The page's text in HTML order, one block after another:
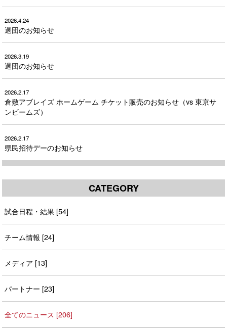
2026.4.24
退団のお知らせ
2026.3.19
退団のお知らせ
2026.2.17
倉敷アブレイズ ホームゲーム チケット販売のお知らせ（vs 東京サ
ンビームズ）
2026.2.17
県民招待デーのお知らせ
CATEGORY
試合日程・結果 [54]
チーム情報 [24]
メディア [13]
パートナー [23]
全てのニュース [206]